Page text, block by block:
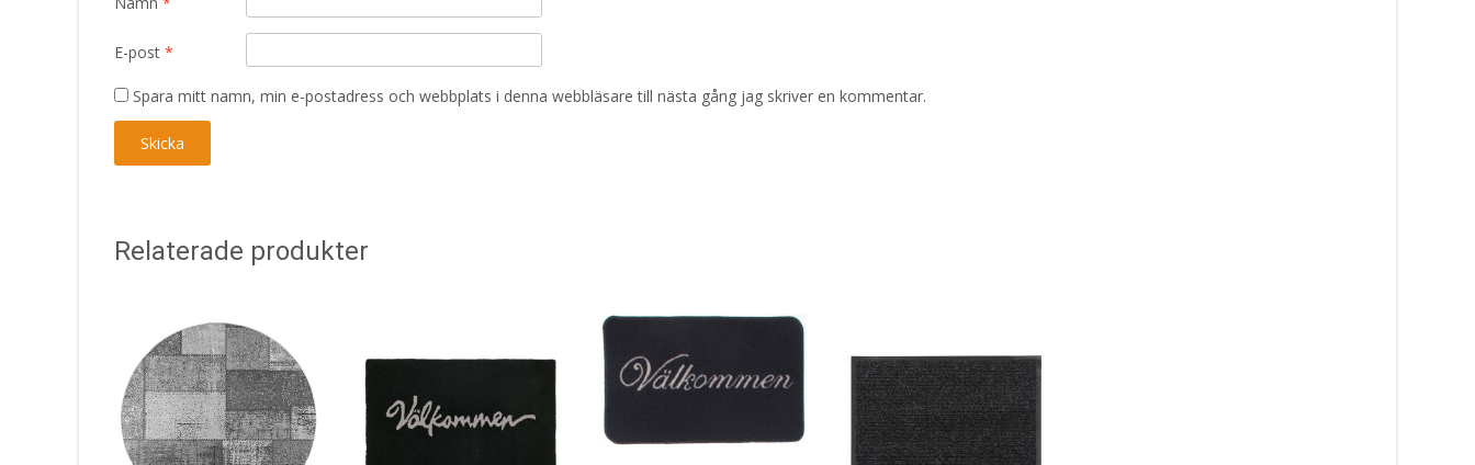
E-post *
Spara mitt namn, min e-postadress och webbplats i denna webbläsare till nästa gång jag skriver en kommentar.
Relaterade produkter